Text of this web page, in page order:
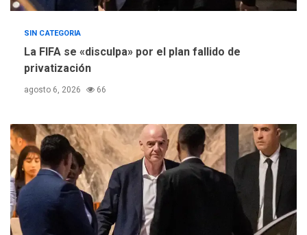
SIN CATEGORIA
La FIFA se «disculpa» por el plan fallido de
privatización
agosto 6, 2026 66